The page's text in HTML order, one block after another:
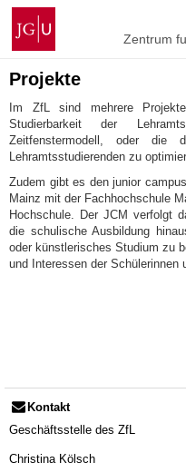
Zum
Inhalt
springen
Johannes
Gutenberg-
Universität
Mainz
Zentrum
Projekte
Im ZfL sind mehrere
Studierbarkeit der
Zeitfenstermodell, oder
Lehramtsstudierenden zu
Zudem gibt es den junior
Mainz mit der Fachhochschule
Hochschule. Der JCM verfolgt
die schulische Ausbildung
oder künstlerisches Studium zu
und Interessen der Schülerinnen
Kontakt
Geschäftsstelle des ZfL
Christina Kölsch